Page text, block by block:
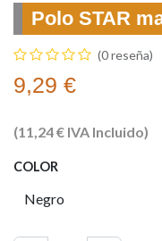
Polo STAR
(0 reseña)
9,29 €
(11,24€ IVA Incluido)
COLOR